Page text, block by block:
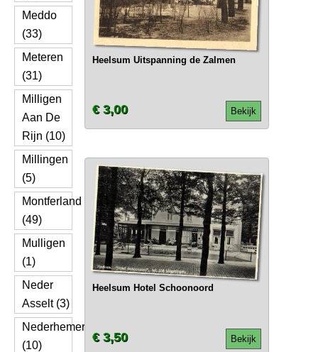
Meddo
(33)
Meteren
(31)
Milligen
Aan De
Rijn (10)
Millingen
(5)
Montferland
(49)
Mulligen
(1)
Neder
Asselt (3)
Nederhemert
(10)
Heelsum Uitspanning de Zalmen
Bekijk
€ 3,00
Heelsum Hotel Schoonoord
Bekijk
€ 3,50